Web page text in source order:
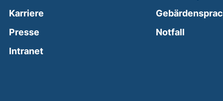
Karriere
Presse
Intranet(external link, opens in a new window)
Notfall